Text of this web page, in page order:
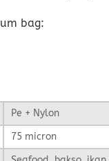
bag:
Pe + Nylon
75 micron